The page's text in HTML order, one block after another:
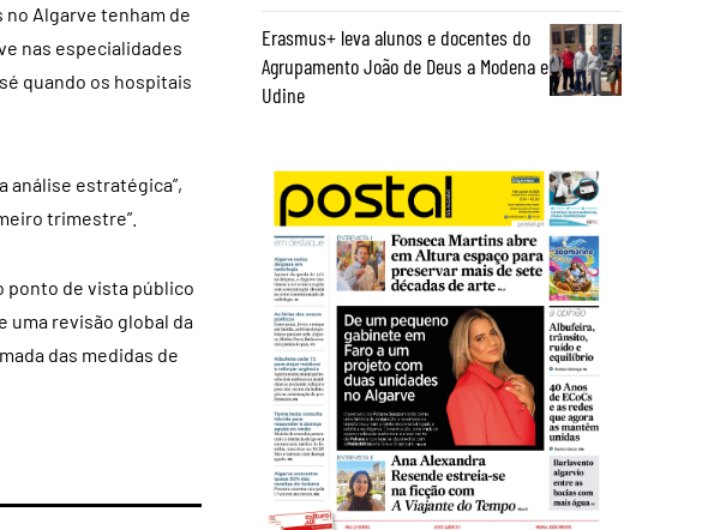
Algarve tenham de
nas especialidades
quando os hospitais
análise estratégica”,
trimestre”.
ponto de vista público
uma revisão global da
das medidas de
Erasmus+ leva alunos e docentes do
Agrupamento João de Deus a Modena e
Udine